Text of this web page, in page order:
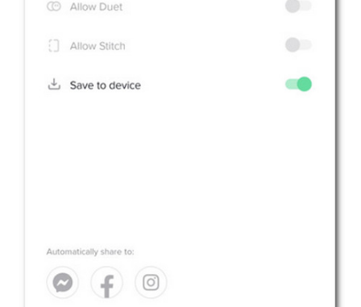
Langkah
4.